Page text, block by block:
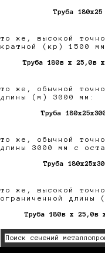
Труба
то же, высокой
кратной (кр) 1500
Труба 180в х 25,0в
то же, обычной
длины (м) 3000 мм:
Труба
то же, обычной
длины 3000 мм с
Труба
то же, высокой
ограниченной длины
Труба 180в х 25,0в